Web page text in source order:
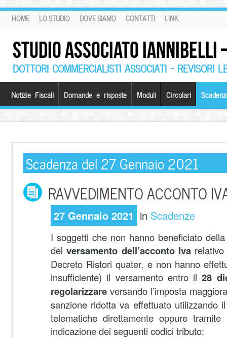
HOME LO STUDIO DOVE SIAMO CONTATTI LINK
STUDIO ASSOCIATO
DOTTORI COMMERCIALISTI ASSOCIATI – REVISORI
Notizie Fiscali Domande e risposte Moduli Circolari
Scadenza del 27 Gennaio 2021
RAVVEDIMENTO ACCONTO
27 Gennaio 2021 in Scadenze
I soggetti che non hanno beneficiato
delversamento dell’acconto Iva
Decreto Ristori quater, e non hanno
insufficiente) il versamento entro il28
regolarizzare versando l’imposta
sanzione ridotta va effettuato utilizzando
telematiche direttamente oppure
indicazione dei seguenti codici tributo: